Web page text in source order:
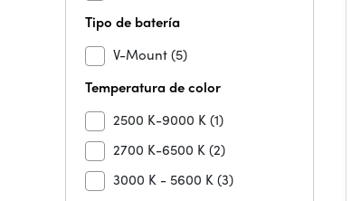
Tipo de batería
V-Mount(5)
Temperatura de color
2500 K-9000 K(1)
2700 K-6500 K(2)
3000 K - 5600 K(3)